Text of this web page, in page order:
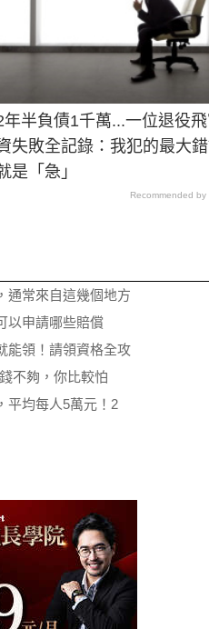
年半負債1千萬...一位退役
失敗全記錄：我犯的最大錯
是「急」
Recommended by
通常來自這幾個地方
以申請哪些賠償
能領！請領資格全攻
不夠，你比較怕
平均每人5萬元！2